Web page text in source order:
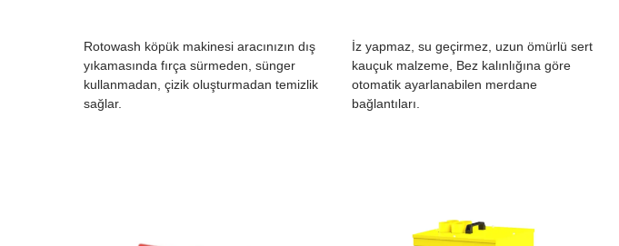
Rotowash köpük makinesi aracınızın dış
yıkamasında fırça sürmeden, sünger
kullanmadan, çizik oluşturmadan temizlik
sağlar.
İz yapmaz, su geçirmez, uzun ömürlü sert
kauçuk malzeme, Bez kalınlığına göre
otomatik ayarlanabilen merdane
bağlantıları.